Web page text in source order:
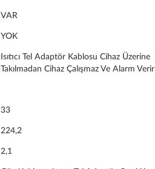
VAR
YOK
Isıtıcı Tel Adaptör Kablosu Cihaz Üzerine
Takılmadan Cihaz Çalışmaz Ve Alarm Verir
33
224,2
2,1